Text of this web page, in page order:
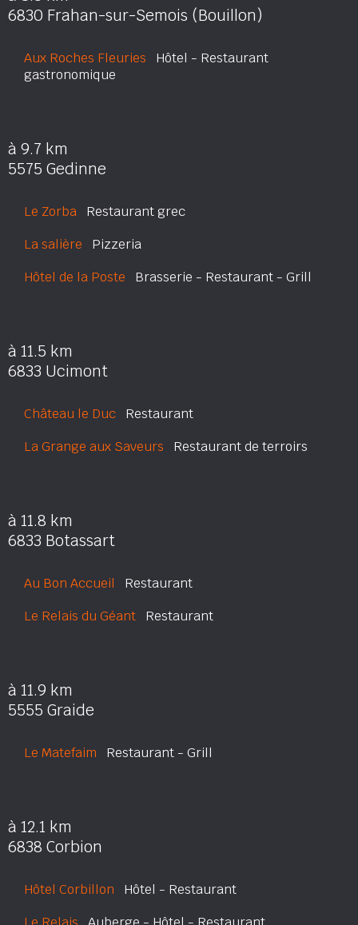
6830 Frahan-sur-Semois (Bouillon)
Aux Roches Fleuries Hôtel - Restaurant
gastronomique
à 9.7 km
5575 Gedinne
Le Zorba Restaurant grec
La salière Pizzeria
Hôtel de la Poste Brasserie - Restaurant - Grill
à 11.5 km
6833 Ucimont
Château le Duc Restaurant
La Grange aux Saveurs Restaurant de terroirs
à 11.8 km
6833 Botassart
Au Bon Accueil Restaurant
Le Relais du Géant Restaurant
à 11.9 km
5555 Graide
Le Matefaim Restaurant - Grill
à 12.1 km
6838 Corbion
Hôtel Corbillon Hôtel - Restaurant